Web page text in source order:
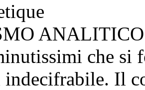
che si
indecifrabile. Il